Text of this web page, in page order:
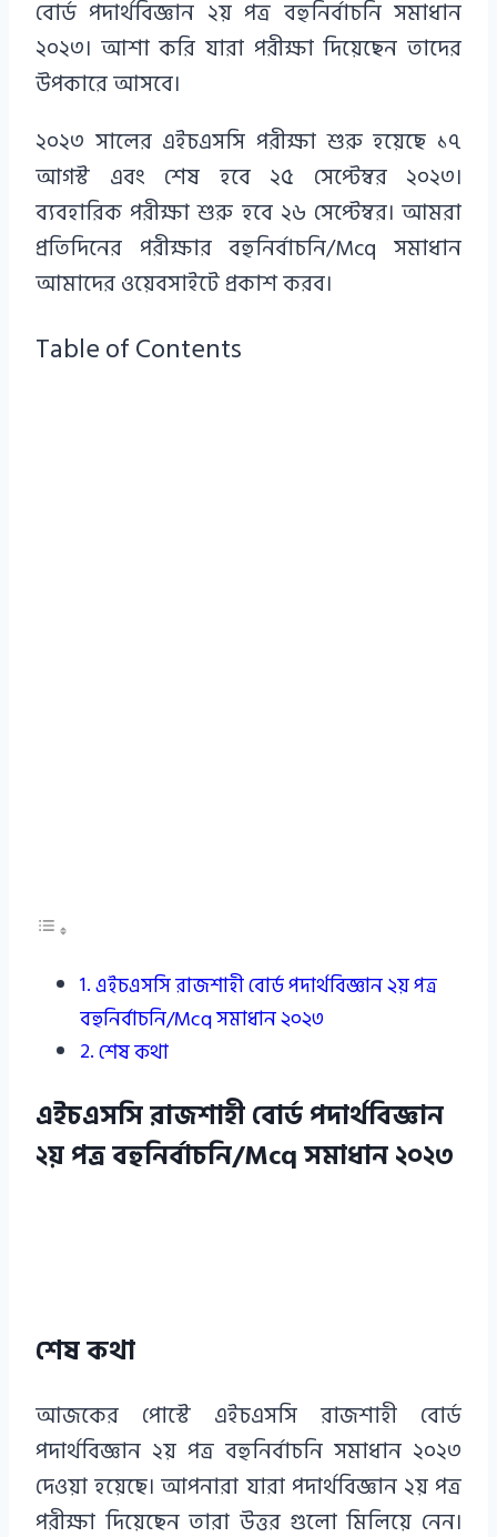
বোর্ড পদার্থবিজ্ঞান ২য় পত্র বহুনির্বাচনি সমাধান
২০২৩। আশা করি যারা পরীক্ষা দিয়েছেন তাদের
উপকারে আসবে।
২০২৩ সালের এইচএসসি পরীক্ষা শুরু হয়েছে ১৭
আগস্ট এবং শেষ হবে ২৫ সেপ্টেম্বর ২০২৩।
ব্যবহারিক পরীক্ষা শুরু হবে ২৬ সেপ্টেম্বর। আমরা
প্রতিদিনের পরীক্ষার বহুনির্বাচনি/Mcq সমাধান
আমাদের ওয়েবসাইটে প্রকাশ করব।
Table of Contents
এইচএসসি রাজশাহী বোর্ড পদার্থবিজ্ঞান ২য় পত্র
বহুনির্বাচনি/Mcq সমাধান ২০২৩
শেষ কথা
এইচএসসি রাজশাহী বোর্ড পদার্থবিজ্ঞান
২য় পত্র বহুনির্বাচনি/Mcq সমাধান ২০২৩
শেষ কথা
আজকের পোস্টে এইচএসসি রাজশাহী বোর্ড
পদার্থবিজ্ঞান ২য় পত্র বহুনির্বাচনি সমাধান ২০২৩
দেওয়া হয়েছে। আপনারা যারা পদার্থবিজ্ঞান ২য় পত্র
পরীক্ষা দিয়েছেন তারা উত্তর গুলো মিলিয়ে নেন।